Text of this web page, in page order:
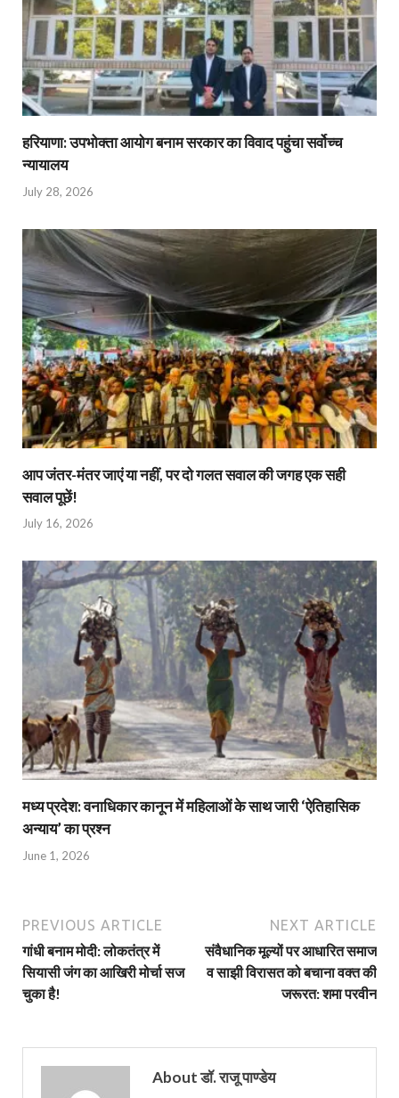
हरियाणा: उपभोक्ता आयोग बनाम सरकार का विवाद पहुंचा सर्वोच्च
न्यायालय
July 28, 2026
आप जंतर-मंतर जाएं या नहीं, पर दो गलत सवाल की जगह एक सही
सवाल पूछें!
July 16, 2026
मध्य प्रदेश: वनाधिकार कानून में महिलाओं के साथ जारी ‘ऐतिहासिक
अन्याय’ का प्रश्न
June 1, 2026
PREVIOUS ARTICLE
गांधी बनाम मोदी: लोकतंत्र में
सियासी जंग का आखिरी मोर्चा सज
चुका है!
NEXT ARTICLE
संवैधानिक मूल्यों पर आधारित समाज
व साझी विरासत को बचाना वक्त की
जरूरत: शमा परवीन
About डॉ. राजू पाण्डेय